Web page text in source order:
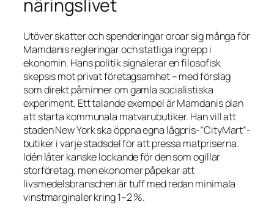
näringslivet
Utöver skatter och spenderingar oroar sig många för
Mamdanis regleringar och statliga ingrepp i
ekonomin. Hans politik signalerar en filosofisk
skepsis mot privat företagsamhet – med förslag
som direkt påminner om gamla socialistiska
experiment. Ett talande exempel är Mamdanis plan
att starta kommunala matvarubutiker. Han vill att
staden New York ska öppna egna lågpris-”CityMart”-
butiker i varje stadsdel för att pressa matpriserna.
Idén låter kanske lockande för den som ogillar
storföretag, men ekonomer påpekar att
livsmedelsbranschen är tuff med redan minimala
vinstmarginaler kring 1–2 %.